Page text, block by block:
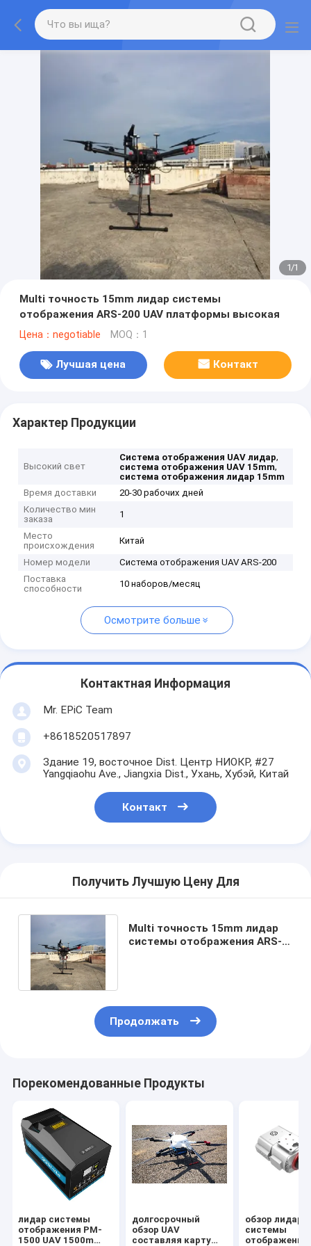
1/1
Multi точность 15mm лидар системы
отображения ARS-200 UAV платформы высокая
Цена：negotiable MOQ：1
Лучшая цена Контакт
Характер Продукции
Высокий свет
Система отображения UAV лидар,
система отображения UAV 15mm,
система отображения лидар 15mm
Время доставки
20-30 рабочих дней
Количество мин
заказа
1
Место
происхождения
Китай
Номер модели
Система отображения UAV ARS-200
Поставка
способности
10 наборов/месяц
Осмотрите больше
Контактная Информация
Mr. EPiC Team
+8618520517897
Здание 19, восточное Dist. Центр НИОКР, #27
Yangqiaohu Ave., Jiangxia Dist., Ухань, Хубэй, Китай
Контакт
Получить Лучшую Цену Для
Multi точность 15mm лидар
системы отображения ARS-
Продолжать
Порекомендованные Продукты
лидар системы
отображения PM-
1500 UAV 1500m
долгосрочный
обзор UAV
составляя карту
обзор лидар
системы
отображения